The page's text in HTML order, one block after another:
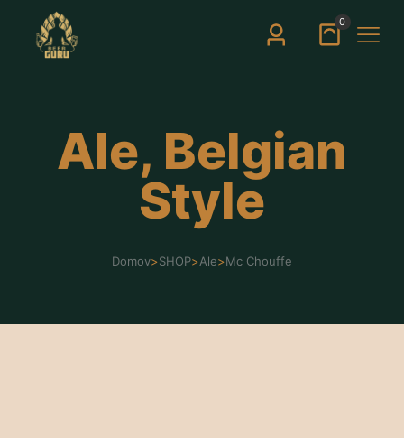
0
Ale, Belgian
Style
Domov>SHOP>Ale>Mc Chouffe